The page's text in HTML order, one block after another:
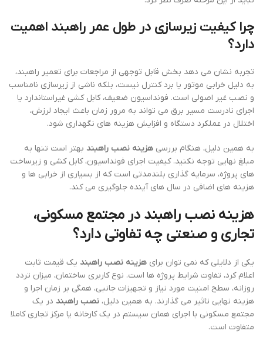
چرا کیفیت زیرسازی در طول عمر راهبند اهمیت
دارد؟
تجربه نشان می دهد بخش قابل توجهی از مراجعات برای تعمیر راهبند،
به دلیل خرابی موتور یا برد کنترل نیست، بلکه ناشی از زیرسازی نامناسب
و نصب غیر اصولی است. فونداسیون ضعیف، کابل کشی غیراستاندارد یا
اجرای نادرست مسیر برق می تواند به مرور زمان باعث ایجاد لرزش،
اختلال در عملکرد دستگاه و افزایش هزینه های نگهداری شود.
به همین دلیل، هنگام بررسی هزینه نصب راهبند بهتر است تنها به
مبلغ نهایی توجه نکنید. کیفیت اجرای فونداسیون، کابل کشی و زیرساخت
های پروژه، سرمایه گذاری بلندمدتی است که از بسیاری از خرابی ها و
هزینه های اضافی در سال های آینده جلوگیری می کند.
هزینه نصب راهبند در مجتمع مسکونی،
تجاری و صنعتی چه تفاوتی دارد؟
یکی از دلایلی که نمی توان برای هزینه نصب راهبند یک قیمت ثابت
اعلام کرد، تفاوت شرایط پروژه ها است. نوع کاربری ساختمان، میزان تردد
روزانه، سطح امنیت مورد نیاز و تجهیزات جانبی، همگی بر زمان اجرا و
هزینه نهایی تاثیر می گذارند. به همین دلیل، نصب راهبند در یک
مجتمع مسکونی با اجرای همان سیستم در یک کارخانه یا مرکز تجاری کاملا
متفاوت است.